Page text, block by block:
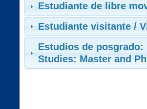
Estudiante de libre
Estudiante visitante /
Estudios de
Studies: Master and